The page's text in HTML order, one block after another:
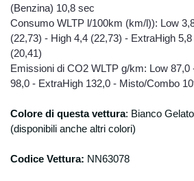
dei vostri dati. Diritti di cui
196/2003 Ai clienti è
diritto di conoscenza,
al trattamento dei dati
diritti previsti dall’ art. 7
diritti dell’interessato, è
trattamento dei dati Il
l’esercizio dei diritti di cui
(Benzina) 10,8 sec
Consumo WLTP l/100km (km/l)): Low
(22,73) - High 4,4 (22,73) - ExtraHigh
(20,41)
Emissioni di CO2 WLTP g/km: Low
98,0 - ExtraHigh 132,0 - Misto/Combo
Colore d i questa vettura: Bianco Gelato
(disponibili anche altri colori)
Codice Vettura: NN63078